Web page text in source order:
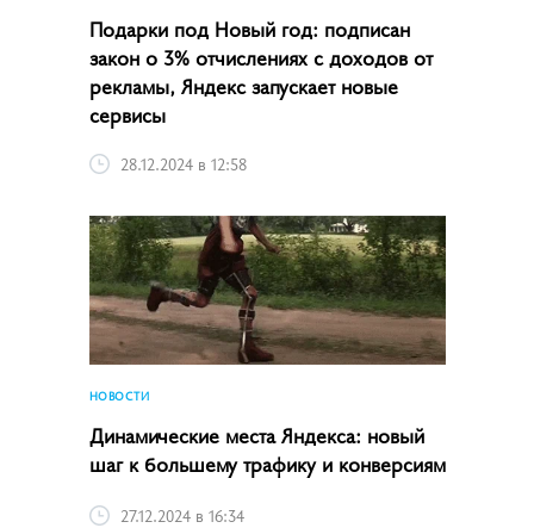
Подарки под Новый год: подписан
закон о 3% отчислениях с доходов от
рекламы, Яндекс запускает новые
сервисы
28.12.2024 в 12:58
НОВОСТИ
Динамические места Яндекса: новый
шаг к большему трафику и конверсиям
27.12.2024 в 16:34